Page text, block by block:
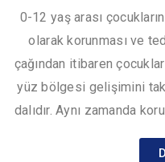
0-12 yaş arası
olarak korunması ve
çağından itibaren
yüz bölgesi gelişimini
dalıdır. Aynı zamanda